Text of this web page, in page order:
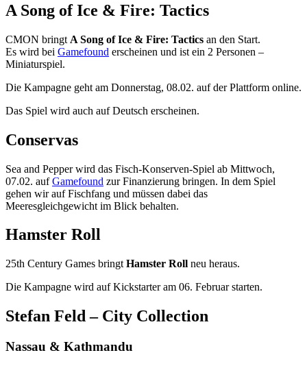
A Song of Ice & Fire: Tactics
CMON bringt A Song of Ice & Fire: Tactics an den Start.
Es wird bei Gamefound erscheinen und ist ein 2 Personen –
Miniaturspiel.
Die Kampagne geht am Donnerstag, 08.02. auf der Plattform online.
Das Spiel wird auch auf Deutsch erscheinen.
Conservas
Sea and Pepper wird das Fisch-Konserven-Spiel ab Mittwoch,
07.02. aufGamefound zur Finanzierung bringen. In dem Spiel
gehen wir auf Fischfang und müssen dabei das
Meeresgleichgewicht im Blick behalten.
Hamster Roll
25th Century Games bringt Hamster Roll neu heraus.
Die Kampagne wird auf Kickstarter am 06. Februar starten.
Stefan Feld – City Collection
Nassau & Kathmandu